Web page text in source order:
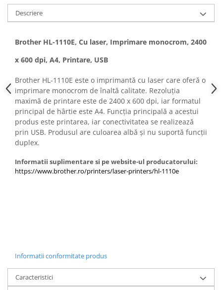
Procesoare
Placi de baza
Memorii RAM
Surse
Carcase
Coolere CPU
Ventilatoare
Pasta termica
Placi video profesionale
SSD-uri externe
Periferice PC
Mouse
Tastaturi
Descriere
Brother HL-1110E, Cu laser, Imprimare monocrom, 2400
x 600 dpi, A4, Printare, USB
Brother HL-1110E este o imprimantă cu laser care oferă o
imprimare monocrom de înaltă calitate. Rezoluția
maximă de printare este de 2400 x 600 dpi, iar formatul
principal de hârtie este A4. Funcția principală a acestui
produs este printarea, iar conectivitatea se realizează
prin USB. Produsul are culoarea albă și nu suportă funcții
duplex.
Informatii suplimentare si pe website-ul producatorului:
https://www.brother.ro/printers/laser-printers/hl-1110e
Informatii conformitate produs
Caracteristici